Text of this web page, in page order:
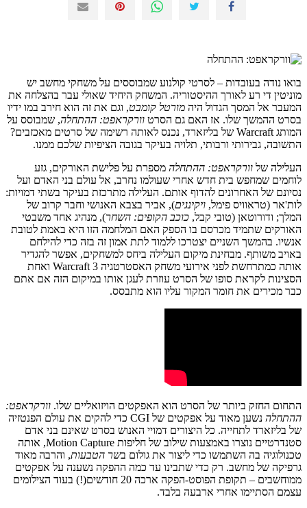
בואו נודה בעובדות – לסרטי קולנוע שמבוססים על משחקי מחשב יש
מוניטין די רע לאורך ההיסטוריה. המשחק היחיד שאולי עבר בהצלחה את
המעבר אל המסך הגדול היה מורטל קומבט, וגם את זה הוא חירב במו ידיו
בסרט ההמשך שלו. אז האם גם הסרט וורקראפט: ההתחלה, שמבוסס על
המותג Warcraft של בליזארד, נכנס לאותה רשימה של סרטים מאכזבים?
התשובה, גבירותי ורבותי, תלויה בעיקר בגובה הציפיות שלכם ממנו.
העלילה של וורקראפט: ההתחלה מספרת על פלישת האורקים, גזע
לוחמים שמחפש בית חדש אחרי שעולמו נחרב, אל עולם בני האדם ועל
נסיונם של האחרונים להדוף אותם. העלילה מתרכזת בעיקר בשתי דמויות:
לות'אר (טראוויס פימל, ויקינגים), אביר בצבא האנושי וחבר קרוב של
המלך; ודורוטאן (טובי קבל, כוכב הקופים: השחר), מנהיג אחד משבטי
האורקים שתמיד מכרסם בו הספק האם המלחמה הזו היא באמת לטובת
אנשיו. בהמשך השניים יצטרכו ללמוד לתת אמון זה בזה כדי להילחם
באויב משותף. מבחינת מיקום העלילה ביחס למשחקים, אפשר להגדיר
אותה כמתרחשת לפני אירועי משחק האסטרטגיה Warcraft 3 ואחת
הסצינות לקראת סופו של הסרט עוזרת לעגן אותו במיקום הזה אם אתם
כבר מכירים את חומר המקור עליו הוא מתבסס.
התחום החזק ביותר של הסרט הוא האפקטים הויזואליים שלו. וורקראפט:
ההתחלה
נשען מאוד על אפקטים של CGI כדי להקים את עולם הפנטזיה
של בליזארד לתחייה. כל היצורים דמויי האנוש בסרט שאינם בני אדם
סטנדרטיים נוצרו באמצעות שילוב של חליפות Motion Capture, אותה
טכנולוגיה בה השתמשו כדי ליצור את גולום בשר הטבעות, והרבה מאוד
גרפיקה של מחשב. רק כדי שתבינו עד כמה ההפקה נשענה על אפקטים
ממוחשבים – תקופת הפוסט-הפקה ארכה 20 חודשים(!) בעוד הצילומים
עצמם הסתיימו אחרי ארבעה בלבד.